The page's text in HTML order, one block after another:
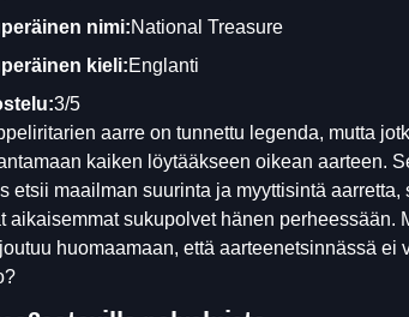
nimi:National Treasure
kieli:Englanti
3/5
aarre on tunnettu legenda, mutta
kaiken löytääkseen oikean aarteen.
etsii maailman suurinta ja myyttisintä
aikaisemmat sukupolvet hänen perheessään.
huomaamaan, että aarteenetsinnässä ei